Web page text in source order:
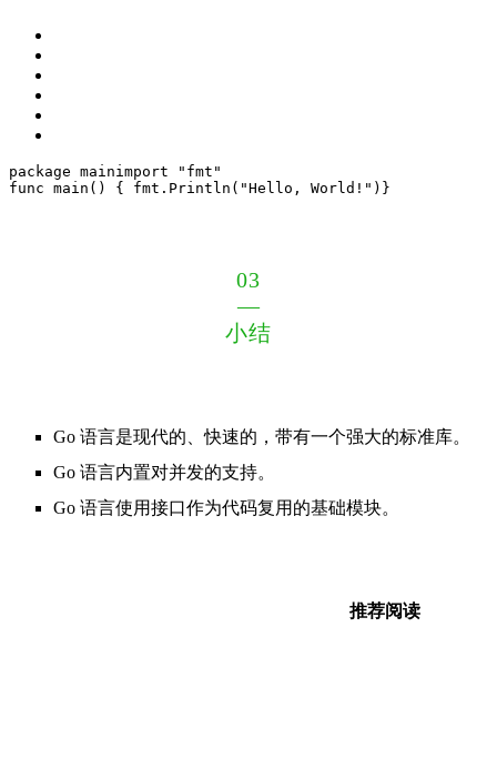
package mainimport
"fmt"
func main () { fmt.Println( "Hello, World!" ) }
03
—
小结
Go 语言是现代的、快速的，带有一个强大的标准库。
Go 语言内置对并发的支持。
Go 语言使用接口作为代码复用的基础模块。
推荐阅读